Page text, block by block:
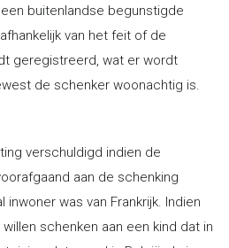
buitenlandse begunstigde
van het feit of de
geregistreerd, wat er wordt
de schenker woonachtig is.
verschuldigd indien de
aan de schenking
was van Frankrijk. Indien
schenken aan een kind dat in